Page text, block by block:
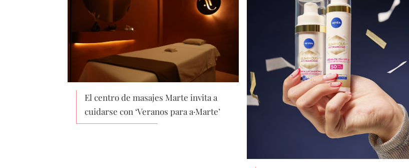
El centro de masajes Marte invita a
cuidarse con ‘Veranos para a·Marte’